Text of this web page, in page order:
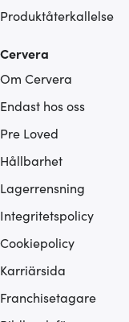
Produktåterkallelse
Cervera
Om Cervera
Endast hos oss
Pre Loved
Hållbarhet
Lagerrensning
Integritetspolicy
Cookiepolicy
Karriärsida
Franchisetagare